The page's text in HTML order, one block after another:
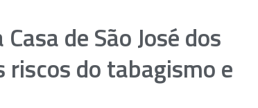
de São José dos
riscos do tabagismo e